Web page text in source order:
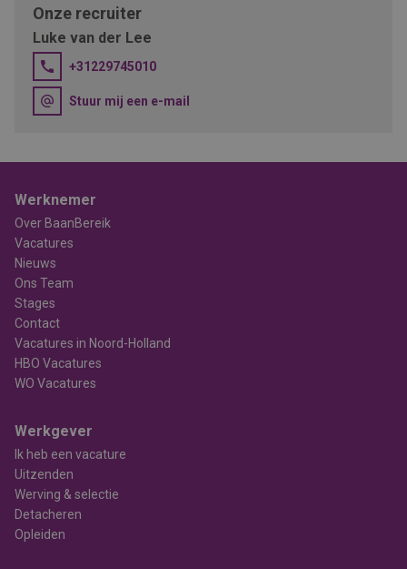
Onze recruiter
Luke van der Lee
+31229745010
Stuur mij een e-mail
Werknemer
Over BaanBereik
Vacatures
Nieuws
Ons Team
Stages
Contact
Vacatures in Noord-Holland
HBO Vacatures
WO Vacatures
Werkgever
Ik heb een vacature
Uitzenden
Werving & selectie
Detacheren
Opleiden